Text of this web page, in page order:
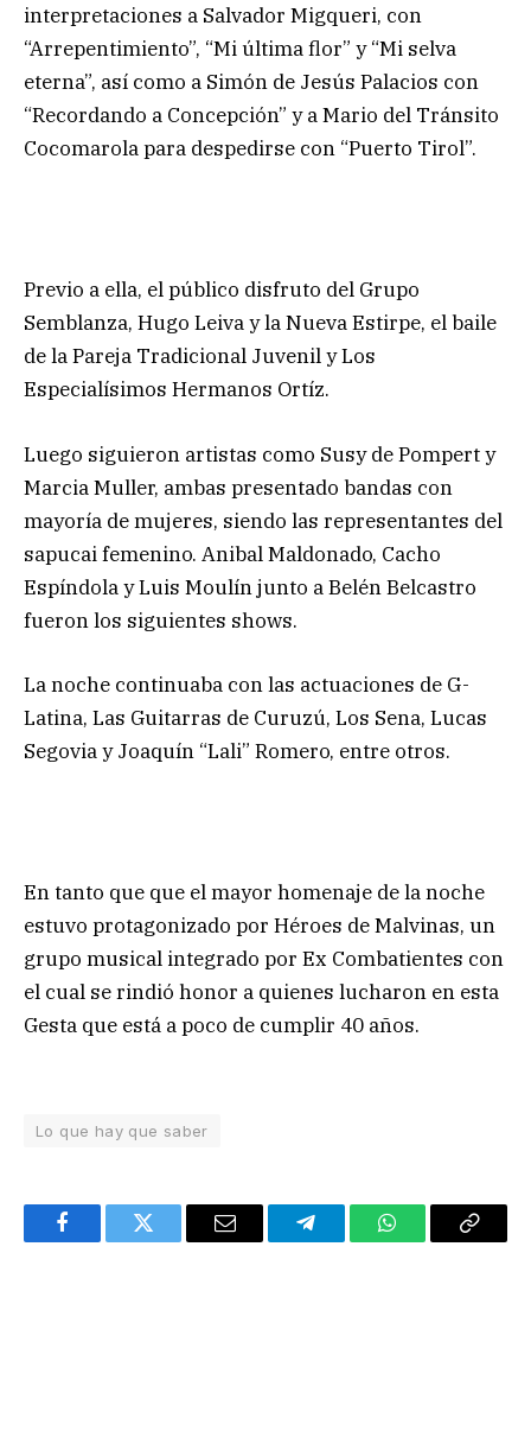
interpretaciones a Salvador Migqueri, con
“Arrepentimiento”, “Mi última flor” y “Mi selva
eterna”, así como a Simón de Jesús Palacios con
“Recordando a Concepción” y a Mario del Tránsito
Cocomarola para despedirse con “Puerto Tirol”.
Previo a ella, el público disfruto del Grupo
Semblanza, Hugo Leiva y la Nueva Estirpe, el baile
de la Pareja Tradicional Juvenil y Los
Especialísimos Hermanos Ortíz.
Luego siguieron artistas como Susy de Pompert y
Marcia Muller, ambas presentado bandas con
mayoría de mujeres, siendo las representantes del
sapucai femenino. Anibal Maldonado, Cacho
Espíndola y Luis Moulín junto a Belén Belcastro
fueron los siguientes shows.
La noche continuaba con las actuaciones de G-
Latina, Las Guitarras de Curuzú, Los Sena, Lucas
Segovia y Joaquín “Lali” Romero, entre otros.
En tanto que que el mayor homenaje de la noche
estuvo protagonizado por Héroes de Malvinas, un
grupo musical integrado por Ex Combatientes con
el cual se rindió honor a quienes lucharon en esta
Gesta que está a poco de cumplir 40 años.
Lo que hay que saber
FacebookTwitter Email TelegramWhatsAppCopy